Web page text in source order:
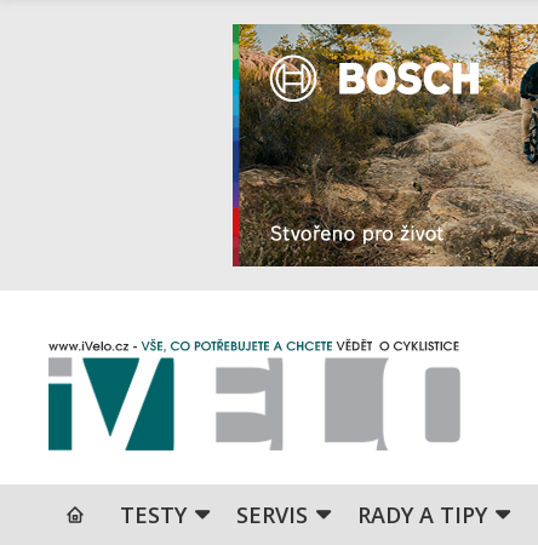
TESTY SERVIS RADY A TIPY